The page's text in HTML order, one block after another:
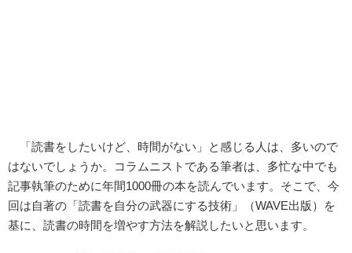
「読書をしたいけど、時間がない」と感じる人は、多いので
はないでしょうか。コラムニストである筆者は、多忙な中でも
記事執筆のために年間1000冊の本を読んでいます。そこで、今
回は自著の「読書を自分の武器にする技術」（WAVE出版）を
基に、読書の時間を増やす方法を解説したいと思います。